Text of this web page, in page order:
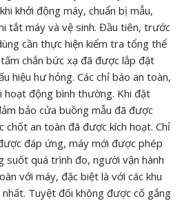
khởi động máy, chuẩn bị mẫu,
tắt máy và vệ sinh. Đầu tiên, trước
cần thực hiện kiểm tra tổng thể
chắn bức xạ đã được lắp đặt
hiệu hư hỏng. Các chỉ báo an toàn,
hoạt động bình thường. Khi đặt
bảo cửa buồng mẫu đã được
chốt an toàn đã được kích hoạt. Chỉ
đáp ứng, máy mới được phép
suốt quá trình đo, người vận hành
với máy, đặc biệt là với các khu
Tuyệt đối không được cố gắng